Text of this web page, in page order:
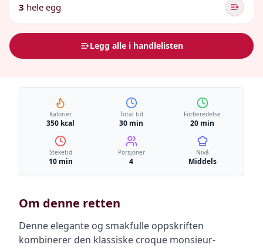
3 hele egg
Legg alle i handlelisten
Kalorier
350 kcal
Total tid
30 min
Forberedelse
20 min
Steketid
10 min
Porsjoner
4
Nivå
Middels
Om denne retten
Denne elegante og smakfulle oppskriften
kombinerer den klassiske croque monsieur-